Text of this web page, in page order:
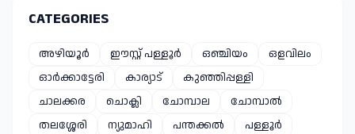
CATEGORIES
അഴിയൂർ ഈസ്റ്റ്‌ പള്ളൂർ ഒഞ്ചിയം
ഒളവിലം
ഓർക്കാട്ടേരി
കാര്യാട്
കുഞ്ഞിപ്പള്ളി
ചാലക്കര
ചൊക്ലി ചോമ്പാല
ചോമ്പാൽ
തലശ്ശേരി
ന്യുമാഹി പന്തക്കൽ
പള്ളൂർ